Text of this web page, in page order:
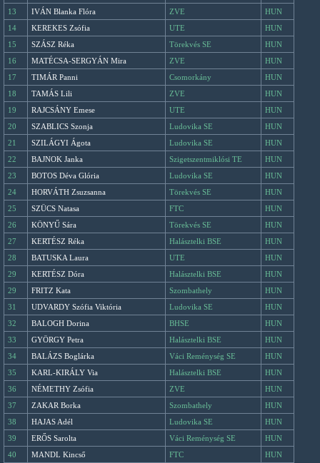
13
IVÁN Blanka Flóra ZVE
HUN
14
KEREKES Zsófia UTE
HUN
15
SZÁSZ Réka Törekvés SE
HUN
16
MATÉCSA-SERGYÁN Mira ZVE
HUN
17
TIMÁR Panni Csomorkány
HUN
18
TAMÁS Lili ZVE
HUN
19
RAJCSÁNY Emese UTE
HUN
20
SZABLICS Szonja Ludovika SE
HUN
21
SZILÁGYI Ágota Ludovika SE
HUN
22
BAJNOK Janka Szigetszentmiklósi TE
HUN
23
BOTOS Déva Glória Ludovika SE
HUN
24
HORVÁTH Zsuzsanna Törekvés SE
HUN
25
SZÜCS Natasa FTC
HUN
26
KÖNYŰ Sára Törekvés SE
HUN
27
KERTÉSZ Réka Halásztelki BSE
HUN
28
BATUSKA Laura UTE
HUN
29
KERTÉSZ Dóra Halásztelki BSE
HUN
29
FRITZ Kata Szombathely
HUN
31
UDVARDY Szófia Viktória Ludovika SE
HUN
32
BALOGH Dorina BHSE
HUN
33
GYÖRGY Petra Halásztelki BSE
HUN
34
BALÁZS Boglárka Váci Reménység SE
HUN
35
KARL-KIRÁLY Via Halásztelki BSE
HUN
36
NÉMETHY Zsófia ZVE
HUN
37
ZAKAR Borka Szombathely
HUN
38
HAJAS Adél Ludovika SE
HUN
39
ERŐS Sarolta Váci Reménység SE
HUN
40
MANDL Kincső FTC HUN